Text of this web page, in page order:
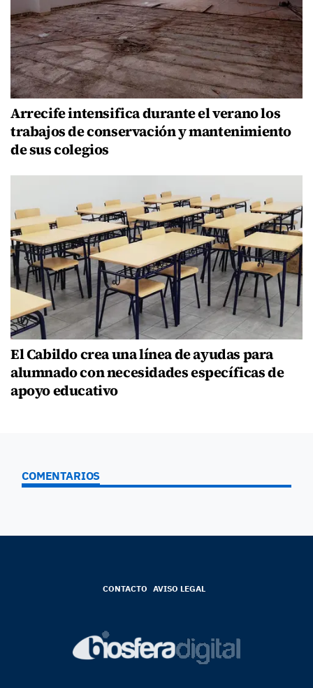
Arrecife intensifica durante el verano los
trabajos de conservación y mantenimiento
de sus colegios
El Cabildo crea una línea de ayudas para
alumnado con necesidades específicas de
apoyo educativo
COMENTARIOS
CONTACTO AVISO LEGAL